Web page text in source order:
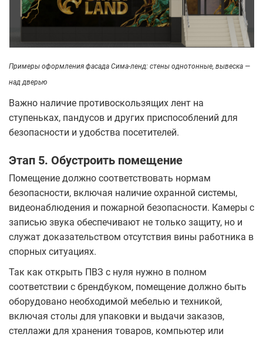
Примеры оформления фасада Сима-ленд: стены однотонные, вывеска ―
над дверью
Важно наличие противоскользящих лент на
ступеньках, пандусов и других приспособлений для
безопасности и удобства посетителей.
Этап 5. Обустроить помещение
Помещение должно соответствовать нормам
безопасности, включая наличие охранной системы,
видеонаблюдения и пожарной безопасности. Камеры с
записью звука обеспечивают не только защиту, но и
служат доказательством отсутствия вины работника в
спорных ситуациях.
Так как открыть ПВЗ с нуля нужно в полном
соответствии с брендбуком, помещение должно быть
оборудовано необходимой мебелью и техникой,
включая столы для упаковки и выдачи заказов,
стеллажи для хранения товаров, компьютер или